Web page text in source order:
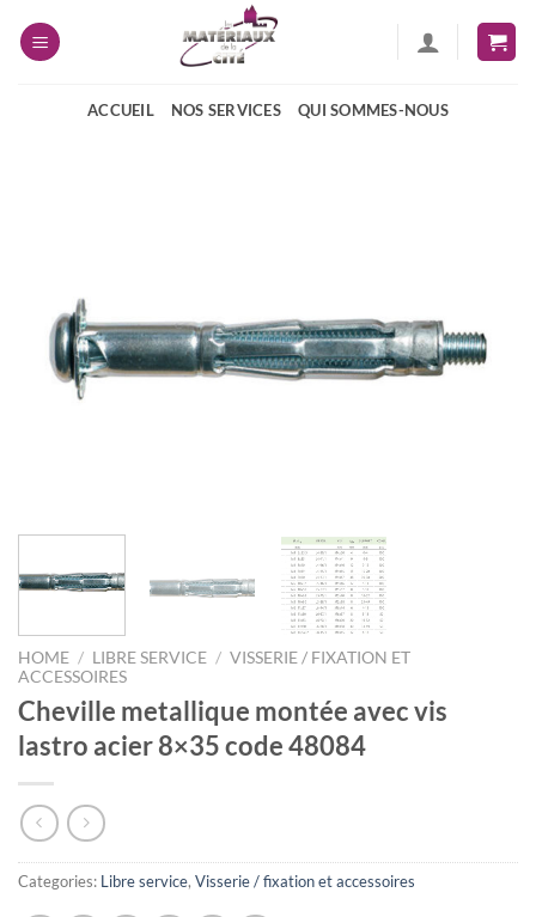
ACCUEIL NOS SERVICES QUI SOMMES-NOUS
HOME / LIBRE SERVICE / VISSERIE / FIXATION ET
ACCESSOIRES
Cheville metallique montée avec vis
lastro acier 8×35 code 48084
Categories: Libre service, Visserie / fixation et accessoires